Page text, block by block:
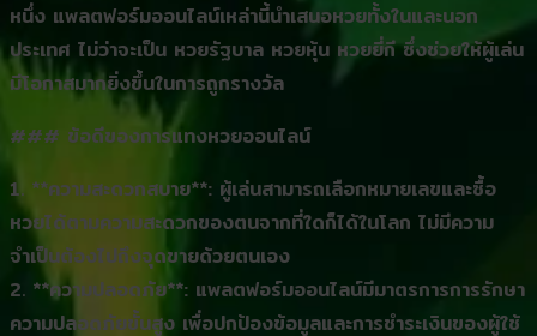
หนึ่ง แพลตฟอร์มออนไลน์เหล่านี้นำเสนอหวยทั้งในและนอก
ประเทศ ไม่ว่าจะเป็น หวยรัฐบาล หวยหุ้น หวยยี่กี ซึ่งช่วยให้ผู้เล่น
มีโอกาสมากยิ่งขึ้นในการถูกรางวัล
### ข้อดีของการแทงหวยออนไลน์
1. **ความสะดวกสบาย**: ผู้เล่นสามารถเลือกหมายเลขและซื้อ
หวยได้ตามความสะดวกของตนจากที่ใดก็ได้ในโลก ไม่มีความ
จำเป็นต้องไปถึงจุดขายด้วยตนเอง
2. **ความปลอดภัย**: แพลตฟอร์มออนไลน์มีมาตรการการรักษา
ความปลอดภัยขั้นสูง เพื่อปกป้องข้อมูลและการชำระเงินของผู้ใช้